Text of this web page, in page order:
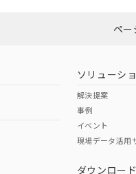
ダウンロードはこちら
（日本
ペー
ソリューシ
解決提案
事例
イベント
現場データ活用
ダウンロー